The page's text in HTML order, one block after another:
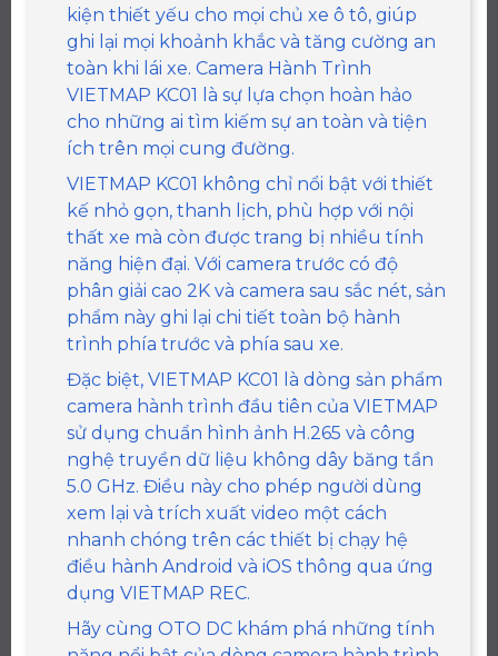
kiện thiết yếu cho mọi chủ xe ô tô, giúp
ghi lại mọi khoảnh khắc và tăng cường an
toàn khi lái xe. Camera Hành Trình
VIETMAP KC01 là sự lựa chọn hoàn hảo
cho những ai tìm kiếm sự an toàn và tiện
ích trên mọi cung đường.
VIETMAP KC01 không chỉ nổi bật với thiết
kế nhỏ gọn, thanh lịch, phù hợp với nội
thất xe mà còn được trang bị nhiều tính
năng hiện đại. Với camera trước có độ
phân giải cao 2K và camera sau sắc nét, sản
phẩm này ghi lại chi tiết toàn bộ hành
trình phía trước và phía sau xe.
Đặc biệt, VIETMAP KC01 là dòng sản phẩm
camera hành trình đầu tiên của VIETMAP
sử dụng chuẩn hình ảnh H.265 và công
nghệ truyền dữ liệu không dây băng tần
5.0 GHz. Điều này cho phép người dùng
xem lại và trích xuất video một cách
nhanh chóng trên các thiết bị chạy hệ
điều hành Android và iOS thông qua ứng
dụng VIETMAP REC.
Hãy cùng OTO DC khám phá những tính